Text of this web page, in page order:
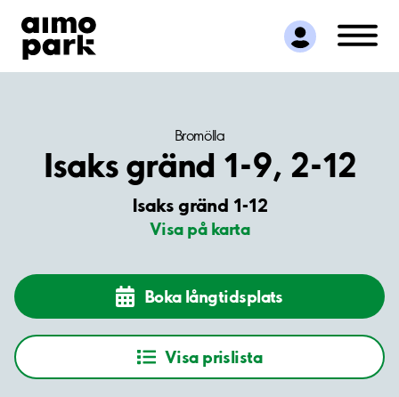
Hitta parkering
Samarbete
Kundservice
Bromölla
Isaks gränd 1-9, 2-12
Isaks gränd 1-12
Visa på karta
Boka långtidsplats
Visa prislista